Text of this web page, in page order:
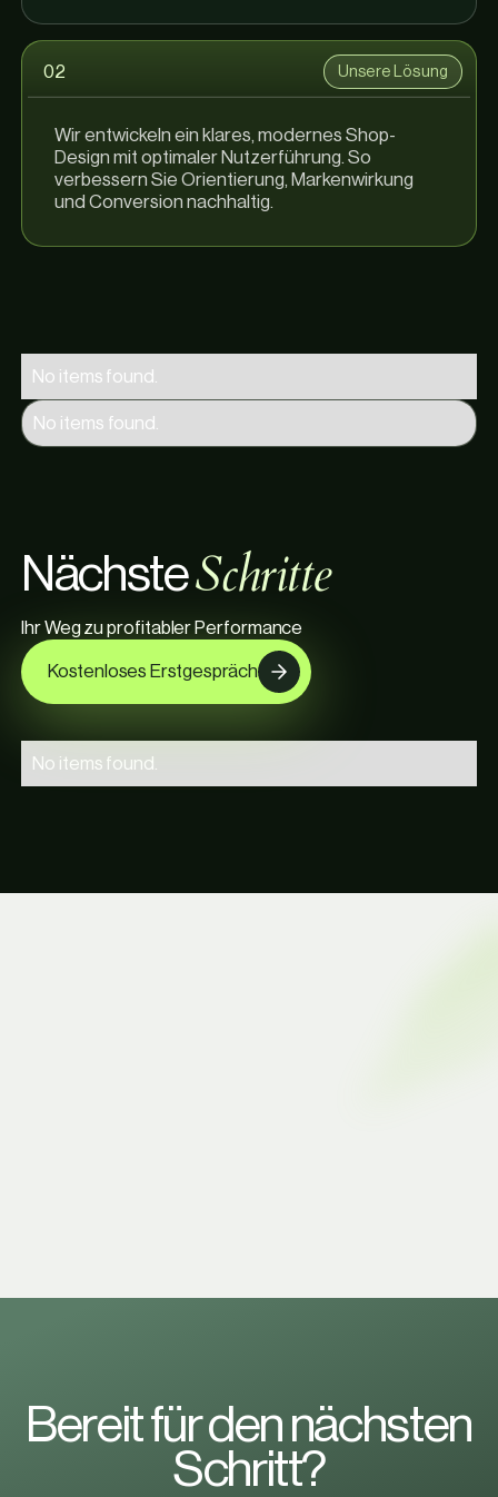
02 Unsere Lösung
Wir entwickeln ein klares, modernes Shop-
Design mit optimaler Nutzerführung. So
verbessern Sie Orientierung, Markenwirkung
und Conversion nachhaltig.
No items found.
No items found.
NächsteSchritte
Ihr Weg zu profitabler Performance
Kostenloses Erstgespräch
No items found.
Bereitfürden nächsten
Schritt?